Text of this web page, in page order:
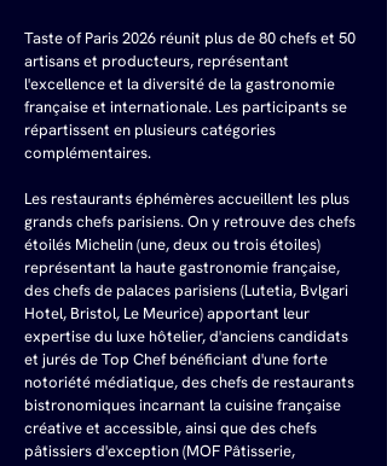
Taste of Paris 2026 réunit plus de 80 chefs et 50
artisans et producteurs, représentant
l'excellence et la diversité de la gastronomie
française et internationale. Les participants se
répartissent en plusieurs catégories
complémentaires.
Les restaurants éphémères accueillent les plus
grands chefs parisiens. On y retrouve des chefs
étoilés Michelin (une, deux ou trois étoiles)
représentant la haute gastronomie française,
des chefs de palaces parisiens (Lutetia, Bvlgari
Hotel, Bristol, Le Meurice) apportant leur
expertise du luxe hôtelier, d'anciens candidats
et jurés de Top Chef bénéficiant d'une forte
notoriété médiatique, des chefs de restaurants
bistronomiques incarnant la cuisine française
créative et accessible, ainsi que des chefs
pâtissiers d'exception (MOF Pâtisserie,